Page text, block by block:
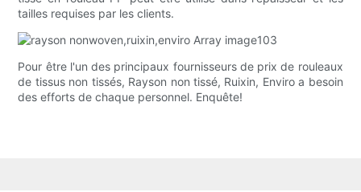
tailles requises par les clients.
Pour être l'un des principaux fournisseurs de prix de rouleaux
de tissus non tissés, Rayson non tissé, Ruixin, Enviro a besoin
des efforts de chaque personnel. Enquête!